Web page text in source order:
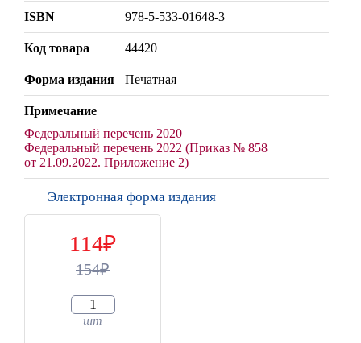
ISBN 978-5-533-01648-3
Код товара 44420
Форма издания Печатная
Примечание
Федеральный перечень 2020
Федеральный перечень 2022 (Приказ № 858
от 21.09.2022. Приложение 2)
Электронная форма издания
114
154
шт